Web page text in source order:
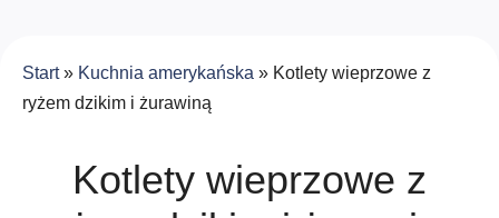
Start» Kuchnia amerykańska » Kotlety wieprzowe z
ryżem dzikim i żurawiną
Kotlety wieprzowe z